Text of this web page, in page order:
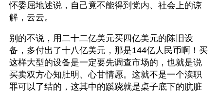
怀委屈地述说，自己竟不能得到党内、社会上的谅
解，云云。
别的不说，用二十二亿美元买四亿美元的陈旧设
备，多付出了十八亿美元，那是144亿人民币啊！买
这样大型的设备是一定要先调查市场的，也就是说
买卖双方心知肚明、心甘情愿。这就不是一个渎职
罪可以了结的，这其中的蹊跷就是桌子底下的肮脏